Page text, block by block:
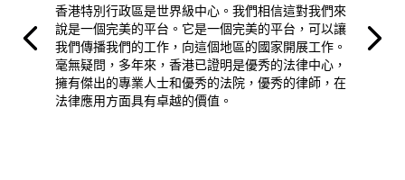
香港特別行政區是世界級中心。我們相信這對我們來
說是一個完美的平台。它是一個完美的平台，可以讓
我們傳播我們的工作，向這個地區的國家開展工作。
毫無疑問，多年來，香港已證明是優秀的法律中心，
擁有傑出的專業人士和優秀的法院，優秀的律師，在
法律應用方面具有卓越的價值。